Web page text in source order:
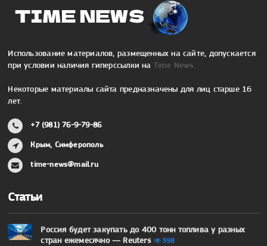
Использование материалов, размещенных на сайте, допускается
при условии наличия гиперссылки на Time News.
Некоторые материалы сайта предназначены для лиц старше 16
лет.
+7 (981) 76-9-79-86
Крым, Симферополь
time-news@mail.ru
Статьи
Россия будет закупать до 400 тонн топлива у разных
стран ежемесячно — Reuters
398